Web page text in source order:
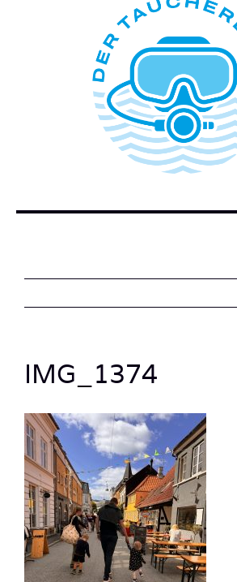
ÜBER DIESEN BLOG
WER STECKT HINTER DEM
BUCH BESTELLEN
IMG_1374